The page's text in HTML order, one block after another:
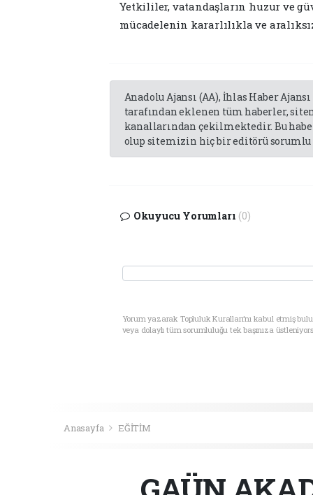
Yetkililer, vatandaşların huzur ve
mücadelenin kararlılıkla ve
Anadolu Ajansı (AA), İhlas Haber
tarafından eklenen tüm haberler,
kanallarından çekilmektedir. Bu
olup sitemizin hiç bir editörü sorumlu
Okuyucu Yorumları (0)
Yorum yazarak Topluluk Kuralları’nı kabul etmiş
veya dolaylı tüm sorumluluğu tek başınıza
Anasayfa EĞİTİM